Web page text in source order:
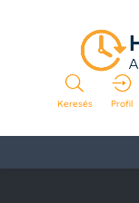
Keresés Profil